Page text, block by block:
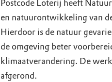
Postcode Loterij heeft
en natuurontwikkeling van
Hierdoor is de natuur
de omgeving beter
klimaatverandering. De
afgerond.